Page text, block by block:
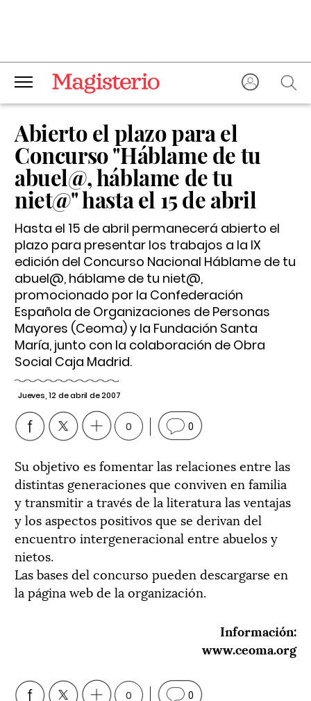
Abierto el plazo para el
Concurso "Háblame de tu
abuel@, háblame de tu
niet@" hasta el 15 de abril
Hasta el 15 de abril permanecerá abierto el
plazo para presentar los trabajos a la IX
edición del Concurso Nacional Háblame de tu
abuel@, háblame de tu niet@,
promocionado por la Confederación
Española de Organizaciones de Personas
Mayores (Ceoma) y la Fundación Santa
María, junto con la colaboración de Obra
Social Caja Madrid.
Jueves, 12 de abril de 2007
0 0
Su objetivo es fomentar las relaciones entre las
distintas generaciones que conviven en familia
y transmitir a través de la literatura las ventajas
y los aspectos positivos que se derivan del
encuentro intergeneracional entre abuelos y
nietos.
Las bases del concurso pueden descargarse en
la página web de la organización.
Información:
www.ceoma.org
0 0